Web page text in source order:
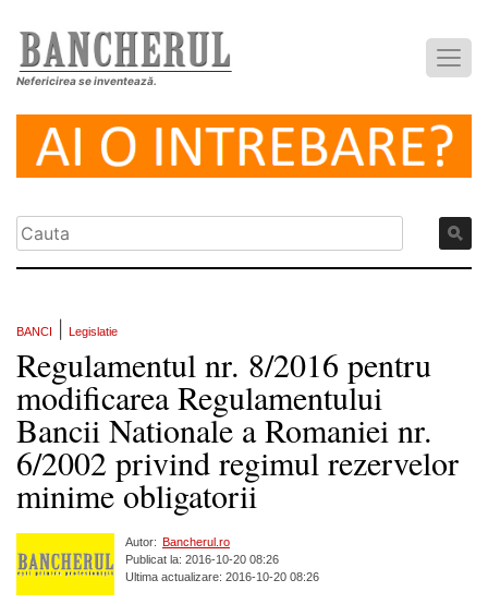
Nefericirea se inventează.
BANCI Legislatie
Regulamentul nr. 8/2016 pentru
modificarea Regulamentului
Bancii Nationale a Romaniei nr.
6/2002 privind regimul rezervelor
minime obligatorii
Autor: Bancherul.ro
Publicat la: 2016-10-20 08:26
Ultima actualizare: 2016-10-20 08:26